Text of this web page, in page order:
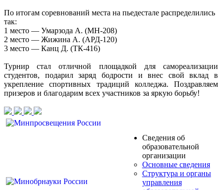
По итогам соревнований места на пьедестале распределились
так:
1 место — Умарзода А. (МН-208)
2 место — Жижина А. (АРД-120)
3 место — Канц Д. (ТК-416)
Турнир стал отличной площадкой для самореализации
студентов, подарил заряд бодрости и внес свой вклад в
укрепление спортивных традиций колледжа. Поздравляем
призеров и благодарим всех участников за яркую борьбу!
Сведения об
образовательной
организации
Основные сведения
Структура и органы
управления